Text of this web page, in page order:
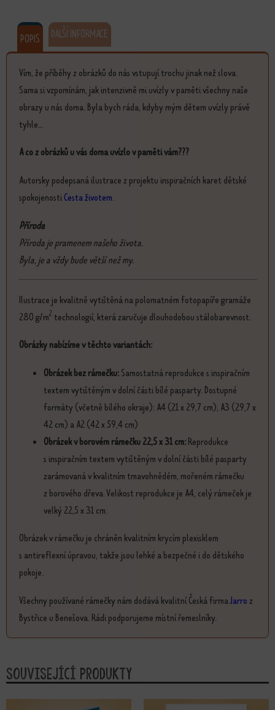
POPIS DALŠÍ INFORMACE
Vím, že příběhy z obrázků do nás vstupují trochu jinak než slova.
Sama si vzpomínám, jak intenzivně mi uvízly v paměti všechny naše
obrazy u nás doma. Byla bych ráda, kdyby mým dětem uvízly právě
tyhle...
A co z obrázků u vás doma uvízlo v paměti vám???
Autorsky podepsaná ilustrace z projektu inspiračních karet dětské
spokojenostiCesta životem.
Příroda
Příroda je pramenem našeho života.
Byla, je a vždy bude větší než my.
Ilustrace je kvalitně vytištěná na polomatném fotopapíře gramáže
280 g/m2 technologií, která zaručuje dlouhodobou stálobarevnost.
Obrázky nabízíme v těchto variantách:
Obrázek bez rámečku:Samostatná reprodukce s inspiračním
textem vytištěným v dolní části bílé pasparty. Dostupné
formáty (včetně bílého okraje): A4 (21 x 29,7 cm), A3 (29,7 x
42 cm) a A2 (42 x 59,4 cm)
Obrázek v borovém rámečku 22,5 x 31 cm:Reprodukce
s inspiračním textem vytištěným v dolní části bílé pasparty
zarámovaná v kvalitním tmavohnědém, mořeném rámečku
z borového dřeva. Velikost reprodukce je A4, celý rámeček je
velký 22,5 x 31 cm.
Obrázek v rámečku je chráněn kvalitním krycím plexisklem
s antireflexní úpravou, takže jsou lehké a bezpečné i do dětského
pokoje.
Všechny používané rámečky nám dodává kvalitní Česká firmaJarroz
Bystřice u Benešova. Rádi podporujeme místní řemeslníky.
Související produkty
Tento produkt má více variant.